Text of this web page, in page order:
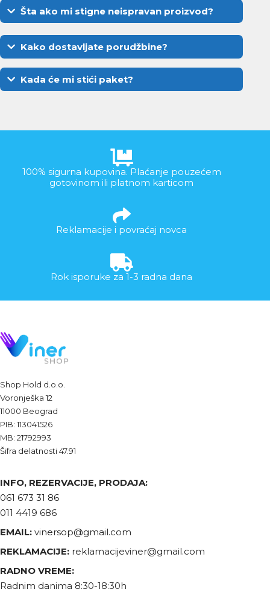
Šta ako mi stigne neispravan proizvod?
Kako dostavljate porudžbine?
Kada će mi stići paket?
100% sigurna kupovina. Plaćanje pouzećem
gotovinom ili platnom karticom
Reklamacije i povraćaj novca
Rok isporuke za 1-3 radna dana
Shop Hold d.o.o.
Voronješka 12
11000 Beograd
PIB: 113041526
MB: 21792993
Šifra delatnosti 47.91
INFO, REZERVACIJE, PRODAJA:
061 673 31 86
011 4419 686
EMAIL: vinersop@gmail.com
REKLAMACIJE: reklamacijeviner@gmail.com
RADNO VREME:
Radnim danima 8:30-18:30h